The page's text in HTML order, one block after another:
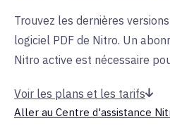
Trouvez les dernières
logiciel PDF de Nitro. Un
Nitro active est nécessaire
Voir les plans et les tarifs
Aller au Centre d'assistance